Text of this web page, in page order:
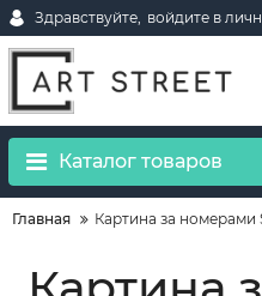
Здравствуйте, войдите в
Каталог товаров
Главная Картина за номерами